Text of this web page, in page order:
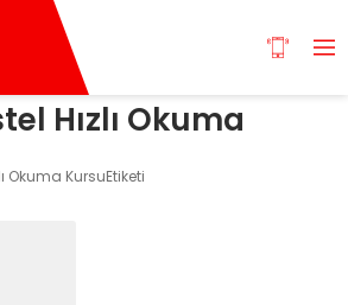
Hızlı Okuma
Okuma KursuEtiketi